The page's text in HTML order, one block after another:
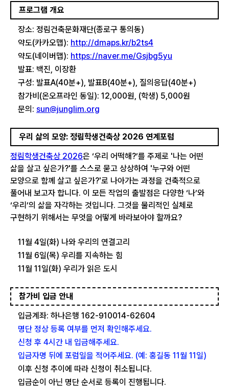
프로그램 개요
장소: 정림건축문화재단(종로구 통의동)
약도(카카오맵): http://dmaps.kr/b2ts4
약도(네이버맵): https://naver.me/Gsjbg5yu
발표: 백진, 이장환
구성: 발표A(40분+), 발표B(40분+), 질의응답(40분+)
참가비(온오프라인 동일): 12,000원, (학생) 5,000원
문의: sun@junglim.org
우리 삶의 모양: 정림학생건축상 2026 연계포럼
정림학생건축상 2026은 ‘우리 어떡해?’를 주제로 '나는 어떤
삶을 살고 싶은가?'를 스스로 묻고 상상하여 '누구와 어떤
모양으로 함께 살고 싶은가?'로 나아가는 과정을 건축적으로
풀어내 보고자 합니다. 이 모든 작업의 출발점은 다양한 ‘나’와
‘우리’의 삶을 자각하는 것입니다. 그것을 물리적인 실체로
구현하기 위해서는 무엇을 어떻게 바라보아야 할까요?
11월 4일(화) 나와 우리의 연결고리
11월 6일(목) 우리를 지속하는 힘
11월 11일(화) 우리가 읽은 도시
참가비 입금 안내
입금계좌: 하나은행 162-910014-62604
명단 정상 등록 여부를 먼저 확인해주세요.
신청 후 4시간 내 입금해주세요.
입금자명 뒤에 포럼일을 적어주세요. (예: 홍길동 11월 11일)
이후 신청 추이에 따라 신청이 취소됩니다.
입금순이 아닌 명단 순서로 등록이 진행됩니다.